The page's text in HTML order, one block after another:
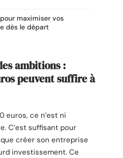
maximiser vos
dès le départ
ambitions :
peuvent suffire à
euros, ce n’est ni
C’est suffisant pour
créer son entreprise
investissement. Ce